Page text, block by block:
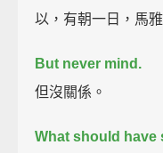
以，有朝一日，馬
But never mind.
但沒關係。
What should have